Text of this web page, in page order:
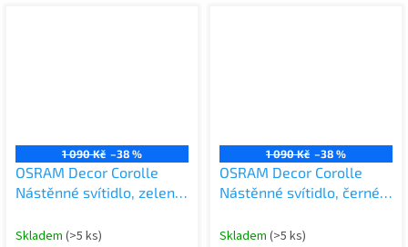
1 090 Kč –38 %
OSRAM Decor Corolle
Nástěnné svítidlo, zelené
textilní kabel, retro styl
Skladem (>5 ks)
1 090 Kč –38 %
OSRAM Decor Corolle
Nástěnné svítidlo, černé
textilní kabel, retro styl
Skladem (>5 ks)